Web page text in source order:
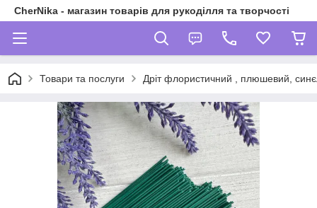
CherNika - магазин товарів для рукоділля та творчості
Товари та послуги Дріт флористичний , плюшевий,